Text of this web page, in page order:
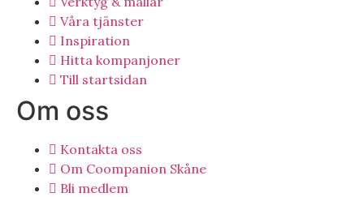
Våra tjänster
Inspiration
Hitta kompanjoner
Till startsidan
Om oss
Kontakta oss
Om Coompanion Skåne
Bli medlem